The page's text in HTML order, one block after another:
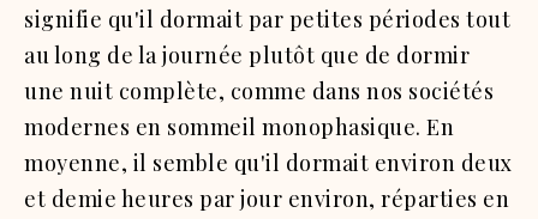
signifie qu'il dormait par petites périodes tout
au long de la journée plutôt que de dormir
une nuit complète, comme dans nos sociétés
modernes en sommeil monophasique. En
moyenne, il semble qu'il dormait environ deux
et demie heures par jour environ, réparties en